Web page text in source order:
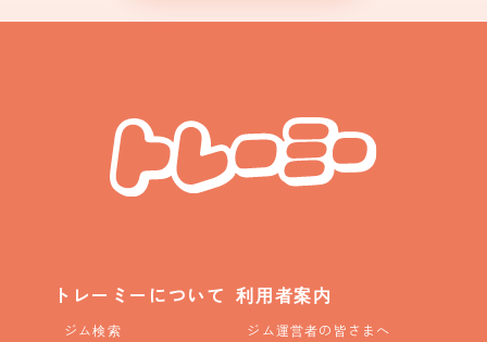
トレーミーについて
ジム検索
利用者案内
ジム運営者の皆さまへ